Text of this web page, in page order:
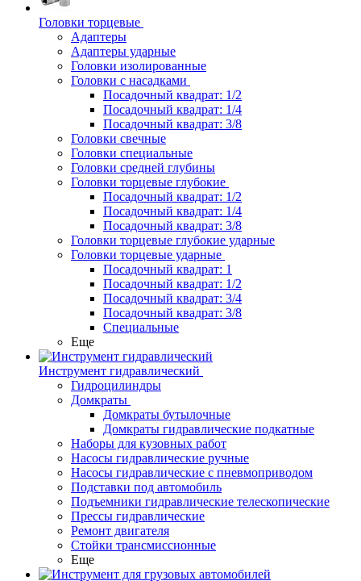
Головки торцевые
Адаптеры
Адаптеры ударные
Головки изолированные
Головки с насадками
Посадочный квадрат: 1/2
Посадочный квадрат: 1/4
Посадочный квадрат: 3/8
Головки свечные
Головки специальные
Головки средней глубины
Головки торцевые глубокие
Посадочный квадрат: 1/2
Посадочный квадрат: 1/4
Посадочный квадрат: 3/8
Головки торцевые глубокие ударные
Головки торцевые ударные
Посадочный квадрат: 1
Посадочный квадрат: 1/2
Посадочный квадрат: 3/4
Посадочный квадрат: 3/8
Специальные
Еще
Инструмент гидравлический
Гидроцилиндры
Домкраты
Домкраты бутылочные
Домкраты гидравлические подкатные
Наборы для кузовных работ
Насосы гидравлические ручные
Насосы гидравлические с пневмоприводом
Подставки под автомобиль
Подъемники гидравлические телескопические
Прессы гидравлические
Ремонт двигателя
Стойки трансмиссионные
Еще